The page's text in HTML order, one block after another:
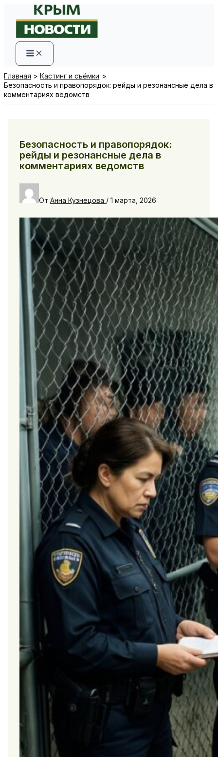
содержимому
Главная
Кастинг и съёмки
Безопасность и правопорядок: рейды и резонансные дела в
комментариях ведомств
Безопасность и правопорядок:
рейды и резонансные дела в
комментариях ведомств
От Анна Кузнецова / 1 марта, 2026